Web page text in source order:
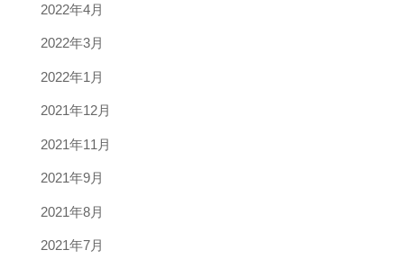
2022年4月
2022年3月
2022年1月
2021年12月
2021年11月
2021年9月
2021年8月
2021年7月